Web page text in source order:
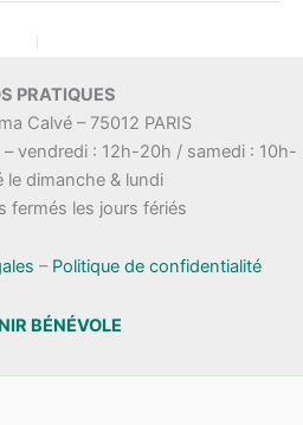
PRATIQUES
Calvé – 75012 PARIS
– vendredi : 12h-20h / samedi : 10h-
le dimanche & lundi
fermés les jours fériés
– Politique de confidentialité
BÉNÉVOLE